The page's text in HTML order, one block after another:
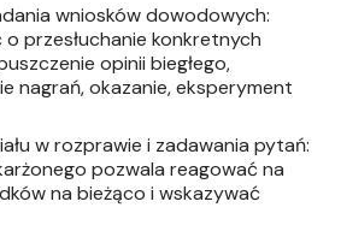
wniosków dowodowych:
przesłuchanie konkretnych
opinii biegłego,
nagrań, okazanie, eksperyment
w rozprawie i zadawania pytań:
pozwala reagować na
na bieżąco i wskazywać